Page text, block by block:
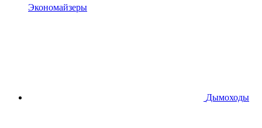
Экономайзеры
Дымоходы